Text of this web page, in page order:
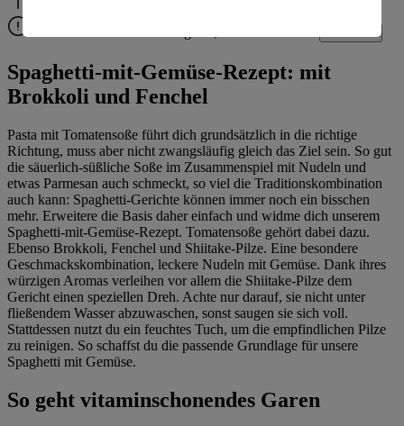
Spaghetti-mit-Gemüse-Rezept: mit
Brokkoli und Fenchel
Pasta mit Tomatensoße führt dich grundsätzlich in die richtige
Richtung, muss aber nicht zwangsläufig gleich das Ziel sein. So gut
die säuerlich-süßliche Soße im Zusammenspiel mit Nudeln und
etwas Parmesan auch schmeckt, so viel die Traditionskombination
auch kann: Spaghetti-Gerichte können immer noch ein bisschen
mehr. Erweitere die Basis daher einfach und widme dich unserem
Spaghetti-mit-Gemüse-Rezept. Tomatensoße gehört dabei dazu.
Ebenso Brokkoli, Fenchel und Shiitake-Pilze. Eine besondere
Geschmackskombination, leckere Nudeln mit Gemüse. Dank ihres
würzigen Aromas verleihen vor allem die Shiitake-Pilze dem
Gericht einen speziellen Dreh. Achte nur darauf, sie nicht unter
fließendem Wasser abzuwaschen, sonst saugen sie sich voll.
Stattdessen nutzt du ein feuchtes Tuch, um die empfindlichen Pilze
zu reinigen. So schaffst du die passende Grundlage für unsere
Spaghetti mit Gemüse.
So geht vitaminschonendes Garen
Informationen zum Herausgeber der Seite findest du